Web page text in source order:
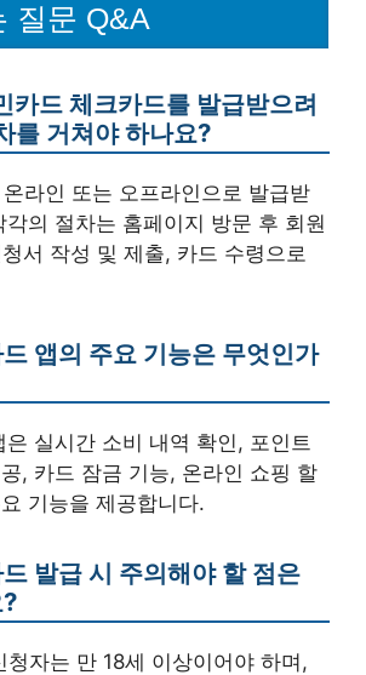
질문 Q&A
카드 체크카드를 발급받으려
를 거쳐야 하나요?
라인 또는 오프라인으로 발급받
의 절차는 홈페이지 방문 후 회원
서 작성 및 제출, 카드 수령으로
앱의 주요 기능은 무엇인가
실시간 소비 내역 확인, 포인트
, 카드 잠금 기능, 온라인 쇼핑 할
기능을 제공합니다.
발급 시 주의해야 할 점은
자는 만 18세 이상이어야 하며,